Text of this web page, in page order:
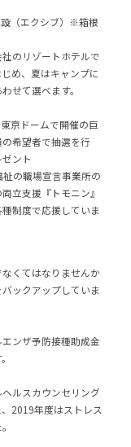
（エクシブ）※箱根
のリゾートホテルで
め、夏はキャンプに
せて選べます。
京ドームで開催の巨
希望者で抽選を行
ント
の職場宣言事業所の
立支援『トモニン』
制度で応援していま
くてはなりませんか
ックアップしていま
ンザ予防接種助成金
ルスカウンセリング
2019年度はストレス